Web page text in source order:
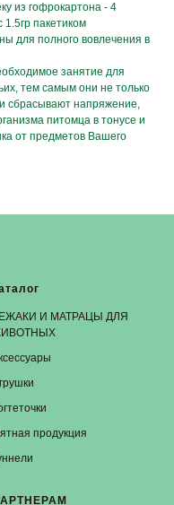
из гофрокартона - 4
1.5гр пакетиком
для полного вовлечения в
занятие для
тем самым они не только
сбрасывают напряжение,
питомца в тонусе и
от предметов Вашего
И МАТРАЦЫ ДЛЯ
продукция